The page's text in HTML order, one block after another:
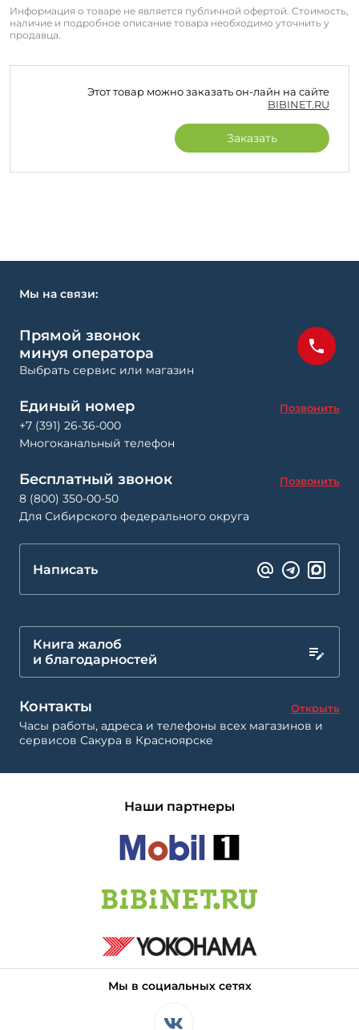
Информация о товаре не является публичной офертой. Стоимость,
наличие и подробное описание товара необходимо уточнить у
продавца.
Этот товар можно заказать он-лайн на сайте
BIBINET.RU
Заказать
Мы на связи:
Прямой звонок
минуя оператора
Выбрать сервис или магазин
Единый номер Позвонить
+7 (391) 26-36-000
Многоканальный телефон
Бесплатный звонок Позвонить
8 (800) 350-00-50
Для Сибирского федерального округа
Написать
Книга жалоб
и благодарностей
Контакты Открыть
Часы работы, адреса и телефоны всех магазинов и
сервисов Сакура в Красноярске
Наши партнеры
Мы в социальных сетях